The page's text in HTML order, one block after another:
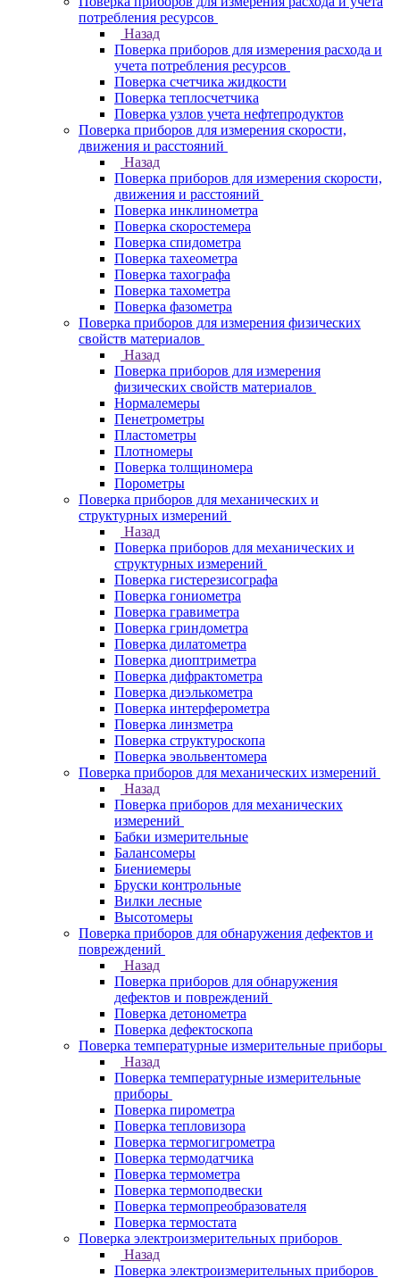
потребления ресурсов
Назад
Поверка приборов для измерения расхода и
учета потребления ресурсов
Поверка счетчика жидкости
Поверка теплосчетчика
Поверка узлов учета нефтепродуктов
Поверка приборов для измерения скорости,
движения и расстояний
Назад
Поверка приборов для измерения скорости,
движения и расстояний
Поверка инклинометра
Поверка скоростемера
Поверка спидометра
Поверка тахеометра
Поверка тахографа
Поверка тахометра
Поверка фазометра
Поверка приборов для измерения физических
свойств материалов
Назад
Поверка приборов для измерения
физических свойств материалов
Нормалемеры
Пенетрометры
Пластометры
Плотномеры
Поверка толщиномера
Порометры
Поверка приборов для механических и
структурных измерений
Назад
Поверка приборов для механических и
структурных измерений
Поверка гистерезисографа
Поверка гониометра
Поверка гравиметра
Поверка гриндометра
Поверка дилатометра
Поверка диоптриметра
Поверка дифрактометра
Поверка диэлькометра
Поверка интерферометра
Поверка линзметра
Поверка структуроскопа
Поверка эвольвентомера
Поверка приборов для механических измерений
Назад
Поверка приборов для механических
измерений
Бабки измерительные
Балансомеры
Биениемеры
Бруски контрольные
Вилки лесные
Высотомеры
Поверка приборов для обнаружения дефектов и
повреждений
Назад
Поверка приборов для обнаружения
дефектов и повреждений
Поверка детонометра
Поверка дефектоскопа
Поверка температурные измерительные приборы
Назад
Поверка температурные измерительные
приборы
Поверка пирометра
Поверка тепловизора
Поверка термогигрометра
Поверка термодатчика
Поверка термометра
Поверка термоподвески
Поверка термопреобразователя
Поверка термостата
Поверка электроизмерительных приборов
Назад
Поверка электроизмерительных приборов